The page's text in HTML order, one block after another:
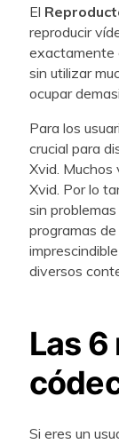
El
reproducir
exactamente
sin utilizar
ocupar
Para los
crucial para
Xvid. Muchos
Xvid. Por lo
sin
programas
diversos
Las
Si eres un